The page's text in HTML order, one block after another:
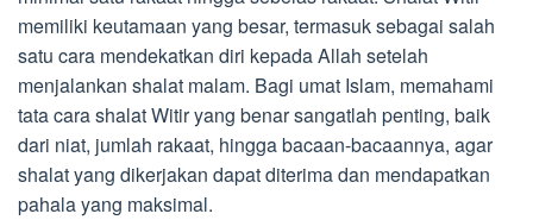
memiliki keutamaan yang besar, termasuk sebagai salah
satu cara mendekatkan diri kepada Allah setelah
menjalankan shalat malam. Bagi umat Islam, memahami
tata cara shalat Witir yang benar sangatlah penting, baik
dari niat, jumlah rakaat, hingga bacaan-bacaannya, agar
shalat yang dikerjakan dapat diterima dan mendapatkan
pahala yang maksimal.